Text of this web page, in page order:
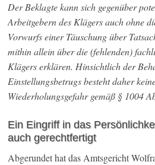
Der Beklagte kann sich gegenüber
Arbeitgebern des Klägers auch ohne
Vorwurfs einer Täuschung über
mithin allein über die (fehlenden)
Klägers erklären. Hinsichtlich der
Einstellungsbetrugs besteht daher
Wiederholungsgefahr gemäß § 1004
Ein Eingriff in das
auch gerechtfertigt
Abgerundet hat das Amtsgericht